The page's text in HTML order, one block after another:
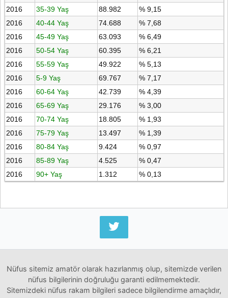
2016
35-39 Yaş 88.982
% 9,15
2016
40-44 Yaş 74.688
% 7,68
2016
45-49 Yaş 63.093
% 6,49
2016
50-54 Yaş 60.395
% 6,21
2016
55-59 Yaş 49.922
% 5,13
2016
5-9 Yaş 69.767
% 7,17
2016
60-64 Yaş 42.739
% 4,39
2016
65-69 Yaş 29.176
% 3,00
2016
70-74 Yaş 18.805
% 1,93
2016
75-79 Yaş 13.497
% 1,39
2016
80-84 Yaş 9.424
% 0,97
2016
85-89 Yaş 4.525
% 0,47
2016
90+ Yaş 1.312 % 0,13
Nüfus sitemiz amatör olarak hazırlanmış olup, sitemizde verilen
nüfus bilgilerinin doğruluğu garanti edilmemektedir.
Sitemizdeki nüfus rakam bilgileri sadece bilgilendirme amaçlıdır,